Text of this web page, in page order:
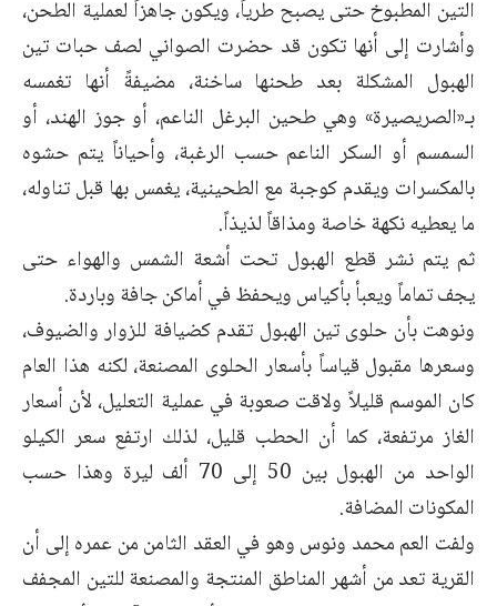
التين المطبوخ حتى يصبح طرياً، ويكون جاهزاً لعملية الطحن،
وأشارت إلى أنها تكون قد حضرت الصواني لصف حبات تين
الهبول المشكلة بعد طحنها ساخنة، مضيفةً أنها تغمسه
بـ«الصريصيرة» وهي طحين البرغل الناعم، أو جوز الهند، أو
السمسم أو السكر الناعم حسب الرغبة، وأحياناً يتم حشوه
بالمكسرات ويقدم كوجبة مع الطحينية، يغمس بها قبل تناوله،
ما يعطيه نكهة خاصة ومذاقاً لذيذاً.
ثم يتم نشر قطع الهبول تحت أشعة الشمس والهواء حتى
يجف تماماً ويعبأ بأكياس ويحفظ في أماكن جافة وباردة.
ونوهت بأن حلوى تين الهبول تقدم كضيافة للزوار والضيوف،
وسعرها مقبول قياساً بأسعار الحلوى المصنعة، لكنه هذا العام
كان الموسم قليلاً ولاقت صعوبة في عملية التعليل، لأن أسعار
الغاز مرتفعة، كما أن الحطب قليل، لذلك ارتفع سعر الكيلو
الواحد من الهبول بين 50 إلى 70 ألف ليرة وهذا حسب
المكونات المضافة.
ولفت العم محمد ونوس وهو في العقد الثامن من عمره إلى أن
القرية تعد من أشهر المناطق المنتجة والمصنعة للتين المجفف